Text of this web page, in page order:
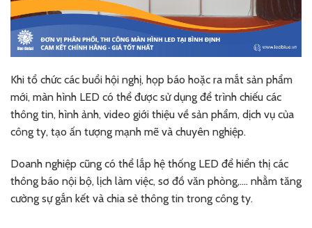
Khi tổ chức các buổi hội nghị, họp báo hoặc ra mắt sản phẩm
mới, màn hình LED có thể được sử dụng để trình chiếu các
thông tin, hình ảnh, video giới thiệu về sản phẩm, dịch vụ của
công ty, tạo ấn tượng mạnh mẽ và chuyên nghiệp.
Doanh nghiệp cũng có thể lắp hệ thống LED để hiển thị các
thông báo nội bộ, lịch làm việc, sơ đồ văn phòng,…. nhằm tăng
cường sự gắn kết và chia sẻ thông tin trong công ty.